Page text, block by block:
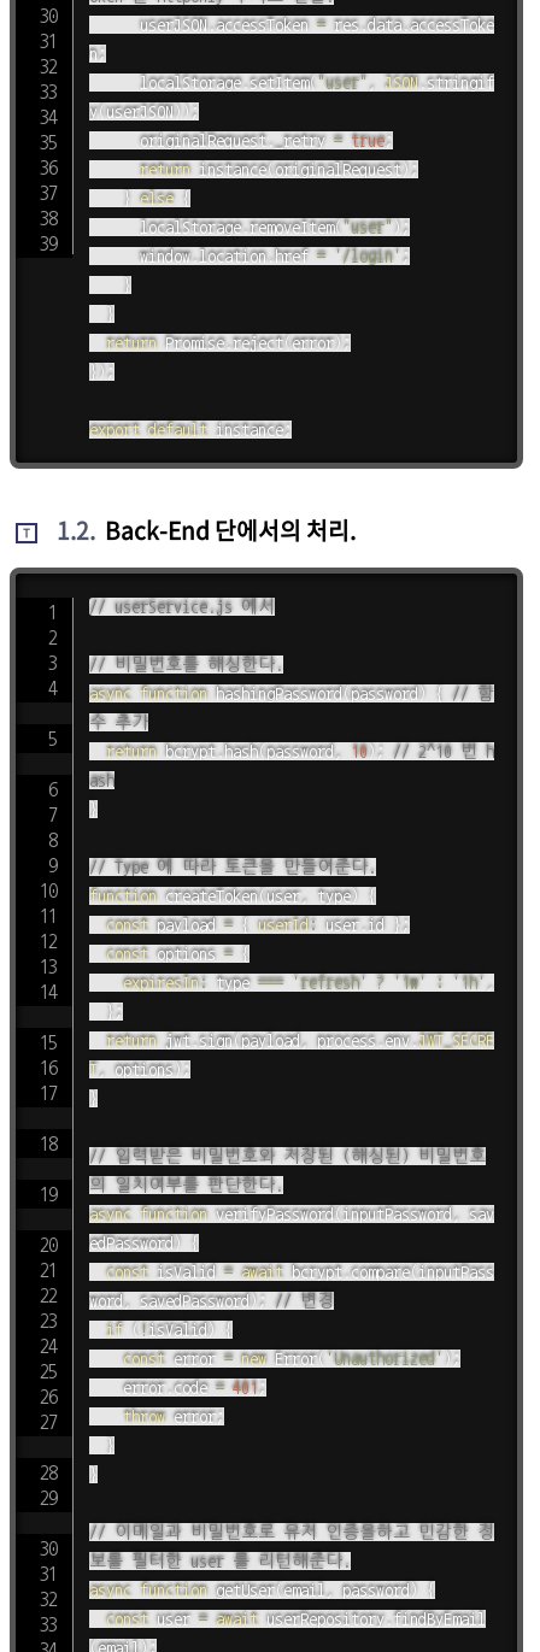
			userJSON
.accessToken = res .data.accessToke
n;
			localStorage
. setItem( "user" , JSON . stringif
y( userJSON ) ) ;
			originalRequest
. _retry = true;
return instance( originalRequest) ;
} else
{
			localStorage
. removeItem( "user" ) ;
			window
. location. href = '/login' ;
}
}
return Promise. reject( error) ;
} ) ;
export default instance;
T 1.2. Back-End 단에서의 처리.
// userService.js 에서
// 비밀번호를 해싱한다.
async function hashingPassword( password) {
// 함
수 추가
return bcrypt.hash( password, 10) ; // 2^10 번 h
ash
}
// Type 에 따라 토큰을 만들어준다.
function createToken( user, type)
{
const payload = { userId: user. id } ;
const options =
{
expiresIn: type === 'refresh' ? '1w' : '1h' ,
} ;
return jwt. sign( payload, process .env.JWT_SECRE
T, options) ;
}
// 입력받은 비밀번호와 저장된 (해싱된) 비밀번호
의 일치여부를 판단한다.
async function verifyPassword( inputPassword,
sav
edPassword)
{
const isValid = await bcrypt.compare( inputPass
word, savedPassword) ; // 변경
if
( ! isValid)
{
const error = new Error( 'Unauthorized' ) ;
		error
.code = 401 ;
throw error;
}
}
// 이메일과 비밀번호로 유저 인증을하고 민감한 정
보를 필터한 user 를 리턴해준다.
async function getUser( email , password)
{
const user = await userRepository. findByEmail
( email ) ;